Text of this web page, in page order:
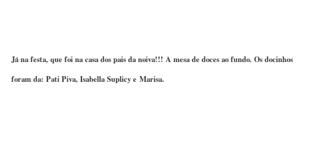
Já na festa, que foi na casa dos pais da noiva!!! A mesa de doces ao fundo. Os docinhos
foram da: Pati Piva, Isabella Suplicy e Marisa.